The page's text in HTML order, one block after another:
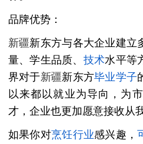
品牌优势：
新疆新东方与各大企业建立
量、学生品质、 技术水平等
界对于新疆新东方毕业学子
以来都以就业为导向，为
才，企业也更加愿意接收从
如果你对烹饪行业感兴趣，